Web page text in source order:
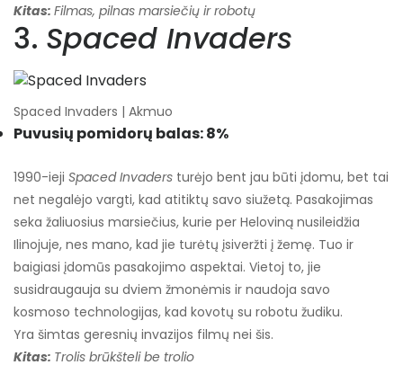
Kitas: Filmas, pilnas marsiečių ir robotų
3. Spaced Invaders
Spaced Invaders | Akmuo
Puvusių pomidorų balas: 8%
1990-ieji Spaced Invaders turėjo bent jau būti įdomu, bet tai
net negalėjo vargti, kad atitiktų savo siužetą. Pasakojimas
seka žaliuosius marsiečius, kurie per Heloviną nusileidžia
Ilinojuje, nes mano, kad jie turėtų įsiveržti į žemę. Tuo ir
baigiasi įdomūs pasakojimo aspektai. Vietoj to, jie
susidraugauja su dviem žmonėmis ir naudoja savo
kosmoso technologijas, kad kovotų su robotu žudiku.
Yra šimtas geresnių invazijos filmų nei šis.
Kitas: Trolis brūkšteli be trolio